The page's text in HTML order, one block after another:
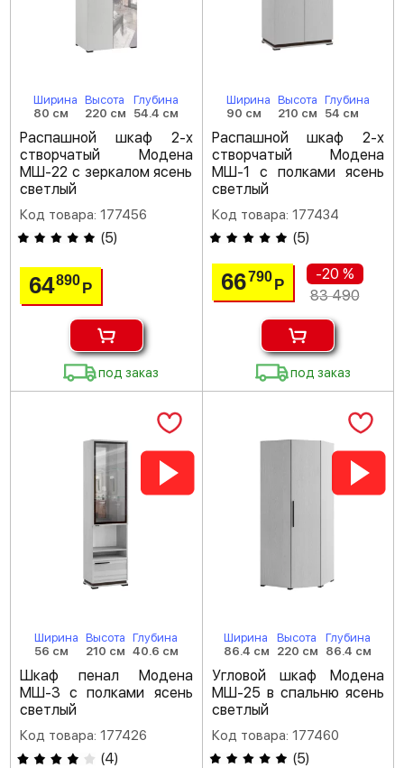
Ширина
80 см
Высота
220 см
Глубина
54.4 см
Распашной шкаф 2-х
створчатый Модена
МШ-22 с зеркалом ясень
светлый
Код товара: 177456
(5)
64890Р
под заказ
Ширина
90 см
Высота
210 см
Глубина
54 см
Распашной шкаф 2-х
створчатый Модена
МШ-1 с полками ясень
светлый
Код товара: 177434
(5)
66790 Р
-20 %
83 490
под заказ
Ширина
56 см
Высота
210 см
Глубина
40.6 см
Шкаф пенал Модена
МШ-3 с полками ясень
светлый
Код товара: 177426
(4)
Ширина
86.4 см
Высота
220 см
Глубина
86.4 см
Угловой шкаф Модена
МШ-25 в спальню ясень
светлый
Код товара: 177460
(5)